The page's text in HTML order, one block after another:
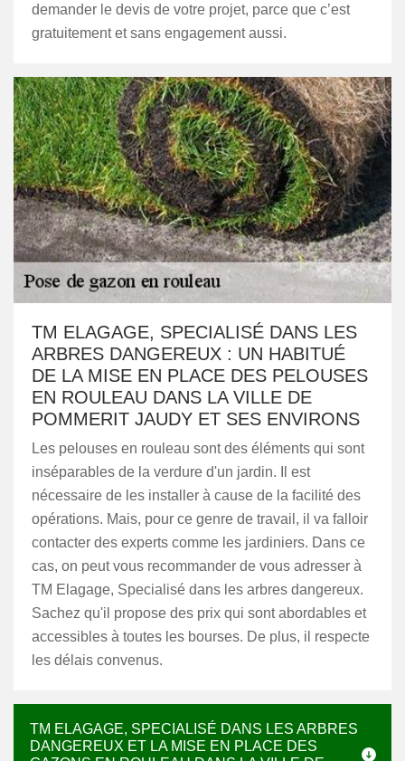
demander le devis de votre projet, parce que c’est
gratuitement et sans engagement aussi.
TM ELAGAGE, SPECIALISÉ DANS LES
ARBRES DANGEREUX : UN HABITUÉ
DE LA MISE EN PLACE DES PELOUSES
EN ROULEAU DANS LA VILLE DE
POMMERIT JAUDY ET SES ENVIRONS
Les pelouses en rouleau sont des éléments qui sont
inséparables de la verdure d'un jardin. Il est
nécessaire de les installer à cause de la facilité des
opérations. Mais, pour ce genre de travail, il va falloir
contacter des experts comme les jardiniers. Dans ce
cas, on peut vous recommander de vous adresser à
TM Elagage, Specialisé dans les arbres dangereux.
Sachez qu'il propose des prix qui sont abordables et
accessibles à toutes les bourses. De plus, il respecte
les délais convenus.
TM ELAGAGE, SPECIALISÉ DANS LES ARBRES
DANGEREUX ET LA MISE EN PLACE DES